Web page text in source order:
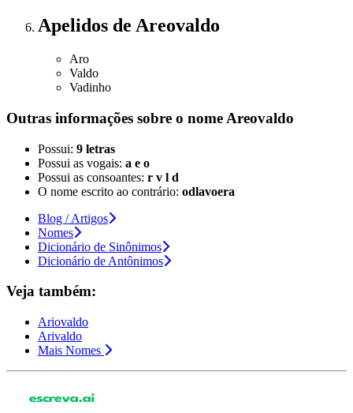
Apelidos de Areovaldo
Aro
Valdo
Vadinho
Outras informações sobre o nome Areovaldo
Possui: 9 letras
Possui as vogais: a e o
Possui as consoantes: r v l d
O nome escrito ao contrário: odlavoera
Blog / Artigos
Nomes
Dicionário de Sinônimos
Dicionário de Antônimos
Veja também:
Ariovaldo
Arivaldo
Mais Nomes